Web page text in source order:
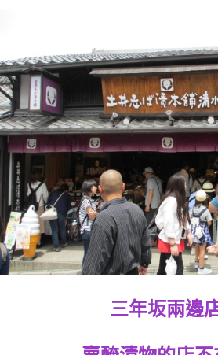
三年坂兩邊